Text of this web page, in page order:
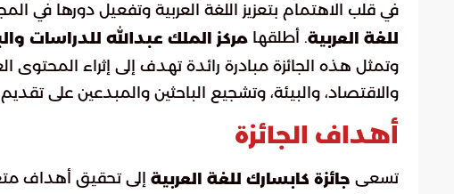
في قلب الاهتمام بتعزيز اللغة العربية وتفعيل دورها في
للغة العربية. أطلقها مركز الملك عبدالله للدراسات
وتمثل هذه الجائزة مبادرة رائدة تهدف إلى إثراء
والاقتصاد، والبيئة، وتشجيع الباحثين والمبدعين على
أهداف الجائزة
تسعى جائزة كابسارك للغة العربية إلى تحقيق أهداف